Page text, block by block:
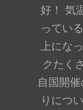
好！ 気
ってい
上にな
クたく
自国開
りにつ